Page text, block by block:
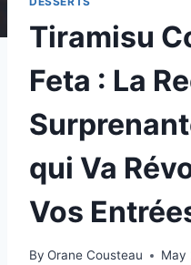
Tiramisu
Feta : La
qui Va
Vos
By Orane Cousteau May